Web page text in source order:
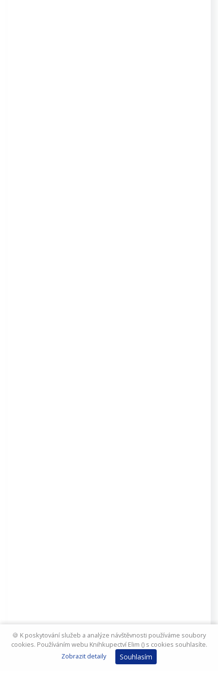
🍪 K poskytování služeb a analýze návštěvnosti používáme soubory
cookies. Používáním webu Knihkupectví Elim () s cookies souhlasíte.
Zobrazit detaily
Souhlasím